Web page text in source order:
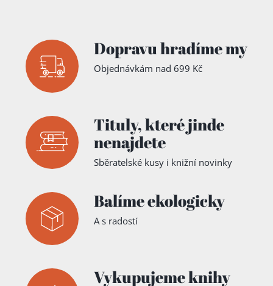
Dopravu hradíme my
Objednávkám nad 699 Kč
Tituly,které jinde
nenajdete
Sběratelské kusy i knižní novinky
Balíme ekologicky
A s radostí
Vykupujeme knihy